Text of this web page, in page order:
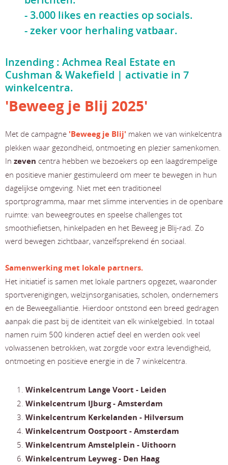
- 3.000 likes en reacties op socials.
- zeker voor herhaling vatbaar.
Inzending : Achmea Real Estate en
Cushman & Wakefield | activatie in 7
winkelcentra.
'Beweeg je Blij 2025'
Met de campagne 'Beweeg je Blij' maken we van winkelcentra
plekken waar gezondheid, ontmoeting en plezier samenkomen.
In zeven centra hebben we bezoekers op een laagdrempelige
en positieve manier gestimuleerd om meer te bewegen in hun
dagelijkse omgeving. Niet met een traditioneel
sportprogramma, maar met slimme interventies in de openbare
ruimte: van beweegroutes en speelse challenges tot
smoothiefietsen, hinkelpaden en het Beweeg je Blij-rad. Zo
werd bewegen zichtbaar, vanzelfsprekend én sociaal.
Samenwerking met lokale partners.
Het initiatief is samen met lokale partners opgezet, waaronder
sportverenigingen, welzijnsorganisaties, scholen, ondernemers
en de Beweegalliantie. Hierdoor ontstond een breed gedragen
aanpak die past bij de identiteit van elk winkelgebied. In totaal
namen ruim 500 kinderen actief deel en werden ook veel
volwassenen betrokken, wat zorgde voor extra levendigheid,
ontmoeting en positieve energie in de 7 winkelcentra.
Winkelcentrum Lange Voort - Leiden
Winkelcentrum IJburg - Amsterdam
Winkelcentrum Kerkelanden - Hilversum
Winkelcentrum Oostpoort - Amsterdam
Winkelcentrum Amstelplein - Uithoorn
Winkelcentrum Leyweg - Den Haag